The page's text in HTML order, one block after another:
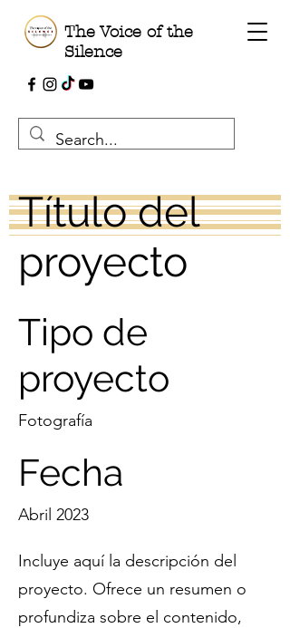
The Voice of the
Silence
Título del
proyecto
Tipo de
proyecto
Fotografía
Fecha
Abril 2023
Incluye aquí la descripción del
proyecto. Ofrece un resumen o
profundiza sobre el contenido,